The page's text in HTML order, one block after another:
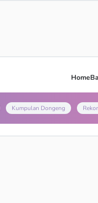
Home
Kumpulan Dongeng